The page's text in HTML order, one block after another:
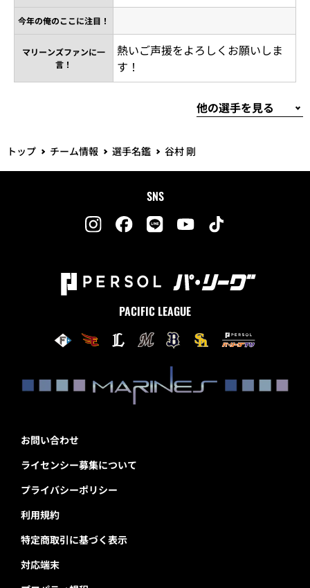
今年の俺のここに注目！
マリーンズファンに一
言！
熱いご声援をよろしくお願いしま
す！
トップ チーム情報 選手名鑑 谷村 剛
SNS
PACIFIC LEAGUE
お問い合わせ
ライセンシー募集について
プライバシーポリシー
利用規約
特定商取引に基づく表示
対応端末